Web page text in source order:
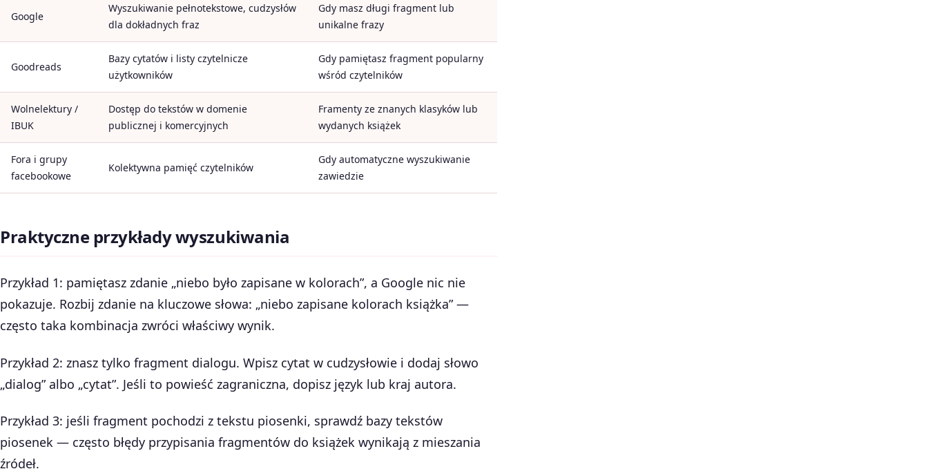
Google
Wyszukiwanie pełnotekstowe, cudzysłów
dla dokładnych fraz
Gdy masz długi fragment lub
unikalne frazy
Goodreads
Bazy cytatów i listy czytelnicze
użytkowników
Gdy pamiętasz fragment popularny
wśród czytelników
Wolnelektury /
IBUK
Dostęp do tekstów w domenie
publicznej i komercyjnych
Framenty ze znanych klasyków lub
wydanych książek
Fora i grupy
facebookowe
Kolektywna pamięć czytelników
Gdy automatyczne wyszukiwanie
zawiedzie
Praktyczne przykłady wyszukiwania
Przykład 1: pamiętasz zdanie „niebo było zapisane w kolorach”, a Google nic nie
pokazuje. Rozbij zdanie na kluczowe słowa: „niebo zapisane kolorach książka” —
często taka kombinacja zwróci właściwy wynik.
Przykład 2: znasz tylko fragment dialogu. Wpisz cytat w cudzysłowie i dodaj słowo
„dialog” albo „cytat”. Jeśli to powieść zagraniczna, dopisz język lub kraj autora.
Przykład 3: jeśli fragment pochodzi z tekstu piosenki, sprawdź bazy tekstów
piosenek — często błędy przypisania fragmentów do książek wynikają z mieszania
źródeł.